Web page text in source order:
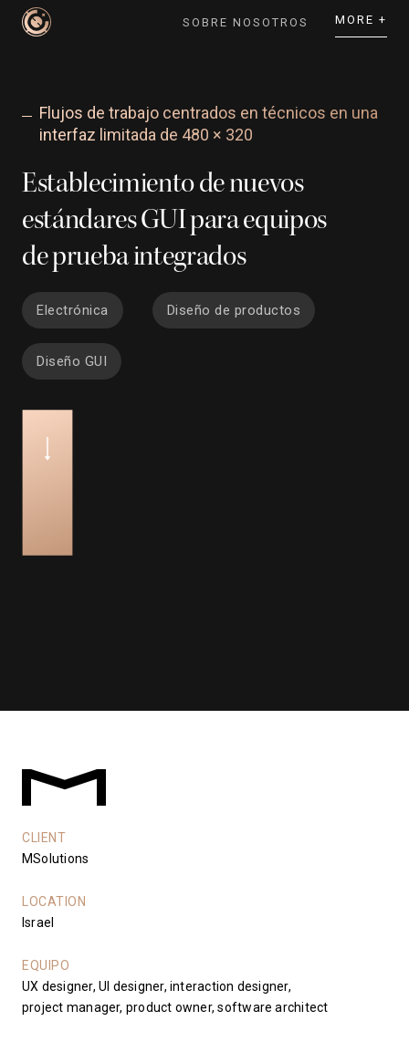
SOBRE NOSOTROS MORE +
Flujos de trabajo centrados en técnicos en una
interfaz limitada de 480 × 320
Establecimiento de nuevos
estándares GUI para equipos
de prueba integrados
Electrónica Diseño de productos
Diseño GUI
CLIENT
MSolutions
LOCATION
Israel
EQUIPO
UX designer, UI designer, interaction designer,
project manager, product owner, software architect